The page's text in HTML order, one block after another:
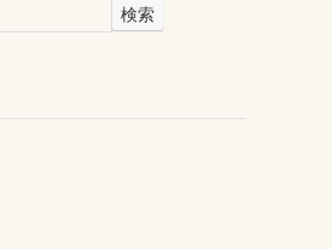
検索